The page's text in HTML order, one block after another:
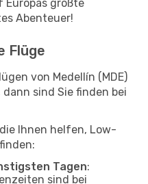
Europas größte
Abenteuer!
Flüge
von Medellín (MDE)
sind Sie finden bei
Ihnen helfen, Low-
Tagen:
sind bei